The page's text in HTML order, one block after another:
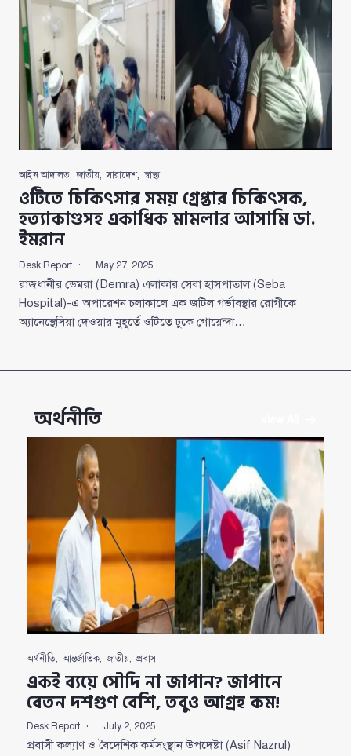
আইন আদালত ,জাতীয় ,সারাদেশ স্বাস্থ্য
ওটিতে চিকিৎসার সময় গ্রেপ্তার চিকিৎসক,
হত্যাকাণ্ডসহ একাধিক মামলার আসামি ডা.
ইমরান
Desk Report May 27, 2025
রাজধানীর ডেমরা (Demra) এলাকার সেবা হাসপাতাল (Seba
Hospital)-এ অপারেশন চলাকালে এক জটিল গর্ভাবস্থার রোগীকে
অ্যানেস্থেসিয়া দেওয়ার মুহূর্তে ওটিতে ঢুকে গোয়েন্দা…
অর্থনীতি
অর্থনীতি,আন্তর্জাতিক,জাতীয়, প্রবাস
একই ব্যয়ে সৌদি না জাপান? জাপানে
বেতন দশগুণ বেশি, তবুও আগ্রহ কম!
Desk Report July 2, 2025
প্রবাসী কল্যাণ ও বৈদেশিক কর্মসংস্থান উপদেষ্টা (Asif Nazrul)